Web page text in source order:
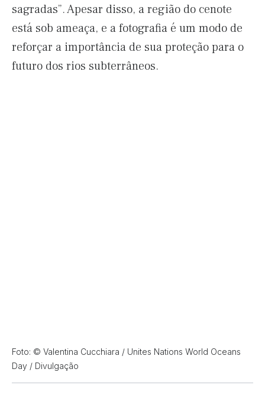
sagradas”. Apesar disso, a região do cenote
está sob ameaça, e a fotografia é um modo de
reforçar a importância de sua proteção para o
futuro dos rios subterrâneos.
Foto: © Valentina Cucchiara / Unites Nations World Oceans
Day / Divulgação